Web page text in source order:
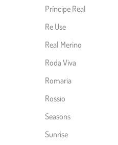
Príncipe Real
Re Use
Real Merino
Roda Viva
Romaria
Rossio
Seasons
Sunrise